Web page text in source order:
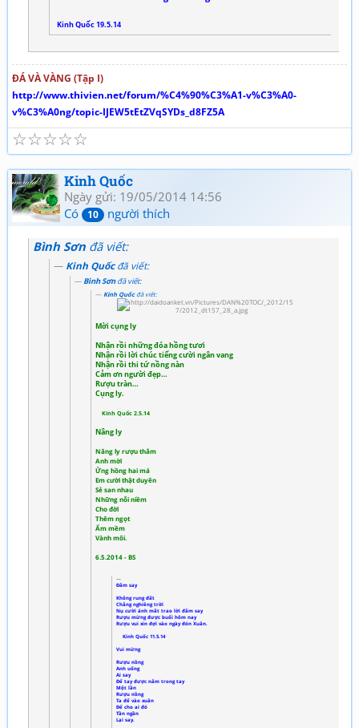
Kinh Quốc 19.5.14
ĐÁ VÀ VÀNG (Tập I)
http://www.thivien.net/forum/%C4%90%C3%A1-v%C3%A0-
v%C3%A0ng/topic-IJEW5tEtZVqSYDs_d8FZ5A
☆
☆
☆
☆
☆
Kinh Quốc
Ngày gửi: 19/05/2014 14:56
Có
10 người thích
Bình Sơn đã viết:
Kinh Quốcđã viết:
Bình Sơnđã viết:
Kinh Quốcđã viết:
Mời cụng ly
Nhận rồi những đóa hồng tươi
Nhận rồi lời chúc tiếng cười ngân vang
Nhận rồi thi tứ nồng nàn
Cảm ơn người đẹp…
Rượu tràn…
Cụng ly.
Kinh Quốc 2.5.14
Nâng ly
Nâng ly rượu thắm
Anh mời
Ửng hồng hai má
Em cười thật duyên
Sẻ san nhau
Những nỗi niềm
Cho đời
Thêm ngọt
Ấm mềm
Vành môi.
6.5.2014 - BS
Đắm say
Không rung đất
Chẳng nghiêng trời
Nụ cười ánh mắt trao lời đắm say
Rượu mừng được buổi hôm nay
Rượu vui xin đợi vào ngày đón Xuân.
Kinh Quốc 11.5.14
Vui mừng
Rượu nồng
Anh uống
Ai say
Để tay được nắm trong tay
Một lần
Rượu nồng
Ta để vào xuân
Để cho ai đó
Tần ngần
Lại say.